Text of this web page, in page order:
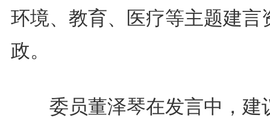
环境、教育、医疗等主题建言
政。
委员董泽琴在发言中，建